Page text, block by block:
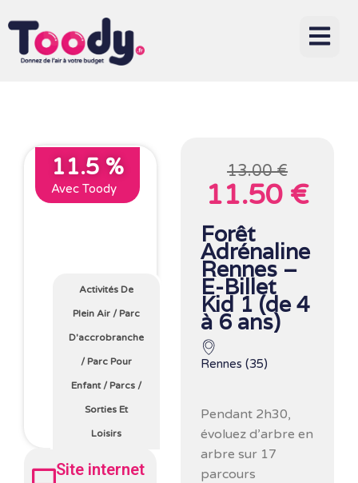
11.5 %
Avec Toody
Activités De
Plein Air /Parc
D'accrobranche
/Parc Pour
Enfant /Parcs /
Sorties Et
Loisirs
Site internet
13.00 €
11.50 €
Forêt
Adrénaline
Rennes –
E-Billet
Kid 1 (de 4
à 6 ans)
Rennes (35)
Pendant 2h30,
évoluez d’arbre en
arbre sur 17
parcours